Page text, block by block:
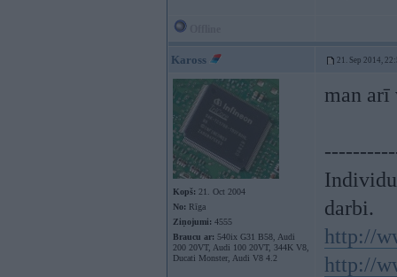
Kaross 21. Sep 2014,
Kopš: 21. Oct 2004
No: Rīga
Ziņojumi: 4555
Braucu ar: 540ix G31 B58, Audi
200 20VT, Audi 100 20VT, 344K V8,
Ducati Monster, Audi V8 4.2
man
darbi.
http://
http://